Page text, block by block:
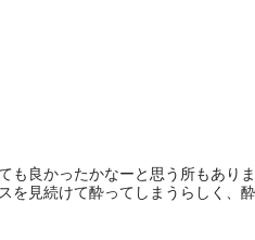
も良かったかなーと思う所もあり
を見続けて酔ってしまうらしく、